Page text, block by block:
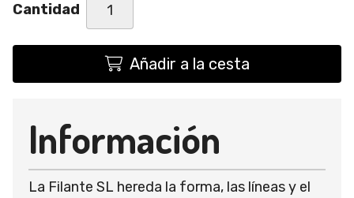
Cantidad
Añadir a la cesta
Información
La Filante SL hereda la forma, las líneas y el